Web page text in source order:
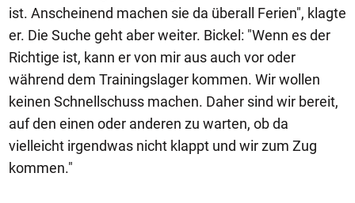
ist. Anscheinend machen sie da überall Ferien", klagte
er. Die Suche geht aber weiter. Bickel: "Wenn es der
Richtige ist, kann er von mir aus auch vor oder
während dem Trainingslager kommen. Wir wollen
keinen Schnellschuss machen. Daher sind wir bereit,
auf den einen oder anderen zu warten, ob da
vielleicht irgendwas nicht klappt und wir zum Zug
kommen."